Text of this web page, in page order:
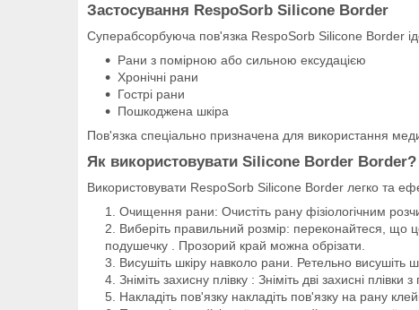
Застосування RespoSorb Silicone Border
Суперабсорбуюча пов'язка RespoSorb Silicone Border
Рани з помірною або сильною ексудацією
Хронічні рани
Гострі рани
Пошкоджена шкіра
Пов'язка спеціально призначена для використання
Як використовувати Silicone Border Border?
Використовувати RespoSorb Silicone Border легко та
Очищення рани: Очистіть рану фізіологічним
Виберіть правильний розмір: переконайтеся, що
подушечку . Прозорий край можна обрізати.
Висушіть шкіру навколо рани. Ретельно
Зніміть захисну плівку : Зніміть дві захисні плівки з
Накладіть пов'язку накладіть пов'язку на рану